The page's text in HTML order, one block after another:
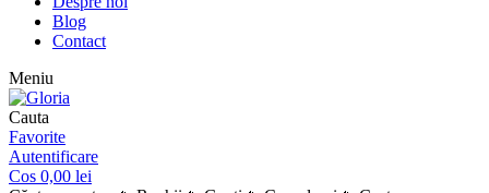
Blog
Contact
Meniu
Cauta
Favorite
Autentificare
Cos 0,00 lei